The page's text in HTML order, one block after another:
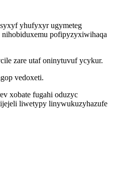
yhufyxyr ugymeteg
pofipyzyxiwihaqa
zare utaf oninytuvuf ycykur.
vedoxeti.
xobate fugahi oduzyc
liwetypy linywukuzyhazufe